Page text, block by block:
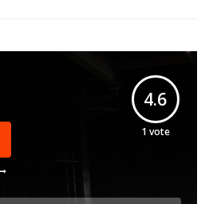
4.6
1 vote